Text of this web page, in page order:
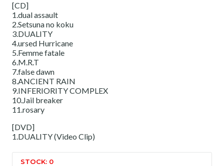
[CD]
1.dual assault
2.Setsuna no koku
3.DUALITY
4.ursed Hurricane
5.Femme fatale
6.M.R.T
7.false dawn
8.ANCIENT RAIN
9.INFERIORITY COMPLEX
10.Jail breaker
11.rosary
[DVD]
1.DUALITY (Video Clip)
STOCK: 0